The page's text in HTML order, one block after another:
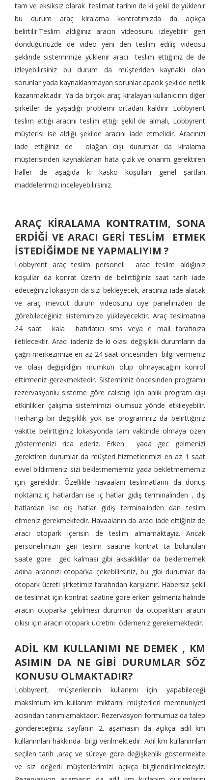
tam ve eksiksiz olarak teslimat tarihin de ki şekil de yüklenir
bu durum araç kiralama kontratımızda da açıkça
belirtilir.Teslim aldığınız aracın videosunu izleyebilir geri
döndüğünüzde de video yeni den teslim ediliş videosu
şeklinde sistemimize yüklenir aracı teslim ettiğiniz de de
izleyebilirsiniz bu durum da müşteriden kaynaklı olan
sorunlar yada kaynaklanmayan sorunlar apacık şekilde netlik
kazanmaktadır. Ya da birçok araç kiralayan kullanıcının diğer
şirketler de yaşadığı problemi ortadan kaldırır Lobbyrent
teslim ettiği aracını teslim ettiği şekil de almalı, Lobbyrent
müşterisi ise aldığı şekilde aracını iade etmelidir. Aracınızı
iade ettiğiniz de olağan dışı durumlar da kiralama
müşterisinden kaynaklanan hata çizik ve onarım gerektiren
haller de aşağıda ki kasko koşulları genel şartları
maddelerimizi inceleyebilirsiniz.
ARAÇ KİRALAMA KONTRATIM, SONA
ERDİĞİ VE ARACI GERİ TESLİM ETMEK
İSTEDİĞİMDE NE YAPMALIYIM ?
Lobbyrent araç teslim personeli aracı teslim aldığınız
koşullar da konrat üzerin de belirttiğiniz saat tarih iade
edeceğiniz lokasyon da sizi bekleyecek, aracınızı iade alacak
ve araç mevcut durum videosunu üye panelinizden de
görebileceğiniz sistemimize yükleyecektir. Araç teslimatına
24 saat kala hatırlatıcı sms veya e mail tarafınıza
iletilecektir. Aracı iadeniz de ki olası değişiklik durumların da
çağrı merkezimize en az 24 saat öncesinden bilgi vermeniz
ve olası değişikliğin mümkün olup olmayacağını konrol
ettirmeniz gerekmektedir. Sistemimiz öncesinden programlı
rezervasyonlu sisteme göre calıstıgı için anlık program dışı
etkinlikler çalışma sistemimizi olumsuz yönde etkileyebilir.
Herhangi bir değişiklik yok ise programınız da belirttiğiniz
vakitte belirttiğiniz lokasyonda tam vaktinde olmaya özen
göstermenizi rica ederiz. Erken yada gec gelmenizi
gerektiren durumlar da müşteri hizmetlerimizi en az 1 saat
evvel bildirmeniz sizi bekletmememiz yada bekletmememiz
için gereklidir. Özellikle havaalanı teslimatların da dönüş
noktanız iç hatlardan ise iç hatlar gidiş terminalinden , dış
hatlardan ise dış hatlar gidiş terminalinden dan teslim
etmeniz gerekmektedir. Havaalanın da aracı iade ettiğiniz de
aracı otopark içerisin de teslim almamaktayız. Ancak
personelimizin geri teslim saatine kontrat ta bulunulan
saate göre gec kalması gibi aksaklıklar da beklememek
adına aracınızı otoparka çekebilirsiniz, bu gibi durumlar da
otopark ücreti şirketimiz tarafından karşılanır. Habersiz şekil
de teslimat için kontrat saatine göre erken gelmeniz halinde
aracın otoparka çekilmesi durumun da otoparktan aracın
cıkısı için aracın otopark ücretini ödemeniz gerekemektedir.
ADİL KM KULLANIMI NE DEMEK , KM
ASIMIN DA NE GİBİ DURUMLAR SÖZ
KONUSU OLMAKTADIR?
Lobbyrent, müşterilerinin kullanımı için yapabileceği
maksimum km kullanım miktarını müşterileri memnuniyeti
acısından tanımlamaktadır. Rezervasyon formumuz da talep
göndereceğiniz sayfanın 2. aşamasın da açıkça adil km
kullanımları hakkında bilgi verilmektedir. Adil km kullanımları
seçilen tarih ,araç ve süreye göre değişkenlik göstermekte
ve siz değerli müşterilerimizi açıkça bilgilendirilmekteyiz.